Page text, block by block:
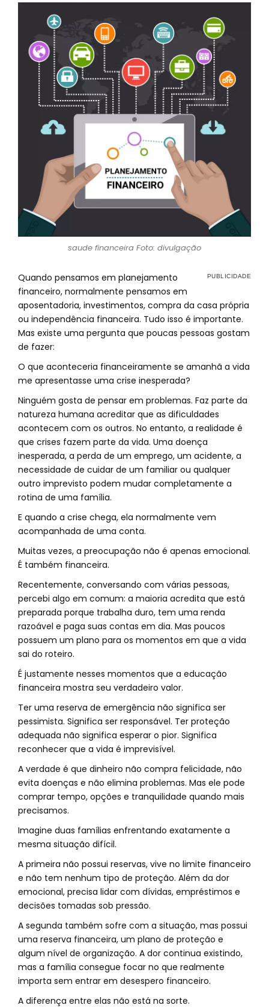
saude financeira Foto: divulgação
Quando pensamos em planejamento
financeiro, normalmente pensamos em
aposentadoria, investimentos, compra da casa própria
ou independência financeira. Tudo isso é importante.
Mas existe uma pergunta que poucas pessoas gostam
de fazer:
O que aconteceria financeiramente se amanhã a vida
me apresentasse uma crise inesperada?
Ninguém gosta de pensar em problemas. Faz parte da
natureza humana acreditar que as dificuldades
acontecem com os outros. No entanto, a realidade é
que crises fazem parte da vida. Uma doença
inesperada, a perda de um emprego, um acidente, a
necessidade de cuidar de um familiar ou qualquer
outro imprevisto podem mudar completamente a
rotina de uma família.
E quando a crise chega, ela normalmente vem
acompanhada de uma conta.
Muitas vezes, a preocupação não é apenas emocional.
É também financeira.
Recentemente, conversando com várias pessoas,
percebi algo em comum: a maioria acredita que está
preparada porque trabalha duro, tem uma renda
razoável e paga suas contas em dia. Mas poucos
possuem um plano para os momentos em que a vida
sai do roteiro.
É justamente nesses momentos que a educação
financeira mostra seu verdadeiro valor.
Ter uma reserva de emergência não significa ser
pessimista. Significa ser responsável. Ter proteção
adequada não significa esperar o pior. Significa
reconhecer que a vida é imprevisível.
A verdade é que dinheiro não compra felicidade, não
evita doenças e não elimina problemas. Mas ele pode
comprar tempo, opções e tranquilidade quando mais
precisamos.
Imagine duas famílias enfrentando exatamente a
mesma situação difícil.
A primeira não possui reservas, vive no limite financeiro
e não tem nenhum tipo de proteção. Além da dor
emocional, precisa lidar com dívidas, empréstimos e
decisões tomadas sob pressão.
A segunda também sofre com a situação, mas possui
uma reserva financeira, um plano de proteção e
algum nível de organização. A dor continua existindo,
mas a família consegue focar no que realmente
importa sem entrar em desespero financeiro.
A diferença entre elas não está na sorte.